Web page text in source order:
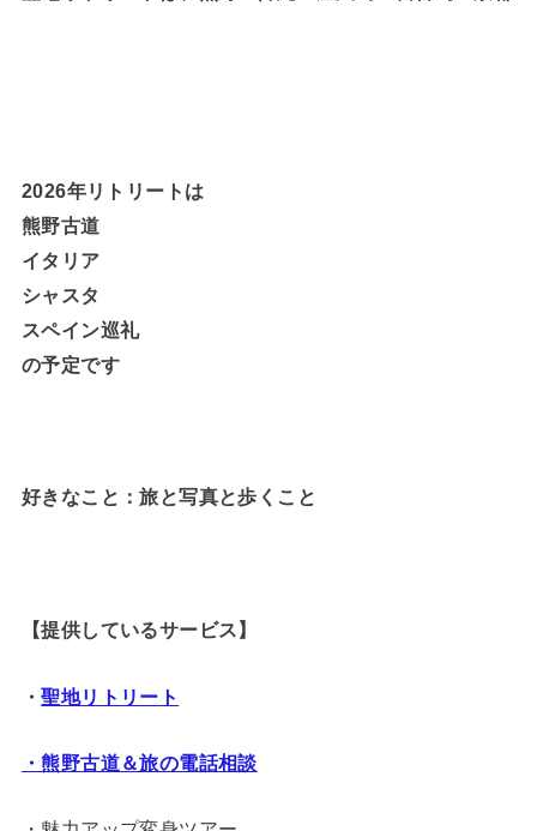
2026年リトリートは
熊野古道
イタリア
シャスタ
スペイン巡礼
の予定です
好きなこと：旅と写真と歩くこと
【提供しているサービス】
・聖地リトリート
・熊野古道＆旅の電話相談